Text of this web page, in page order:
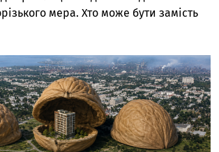
мера. Хто може бути замість